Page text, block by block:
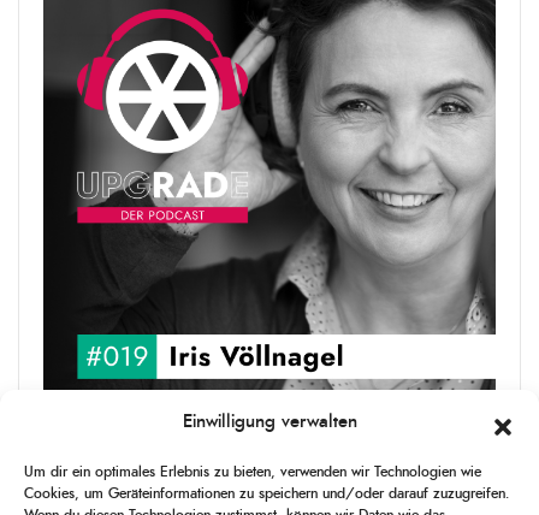
Einwilligung verwalten
Um dir ein optimales Erlebnis zu bieten, verwenden wir Technologien wie
Cookies, um Geräteinformationen zu speichern und/oder darauf zuzugreifen.
Iris Völlnagel hat schon auf unterschiedlichen Kontinenten gelebt
und gearbeitet, spricht mehrere Sprachen und berichtet